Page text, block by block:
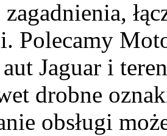
Polecamy
Jaguar i
drobne
obsługi